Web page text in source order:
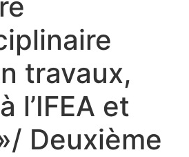
travaux,
l’IFEA et
Deuxième